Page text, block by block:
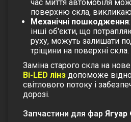
час миття автомобіля
поверхню скла,
Механічні пошкодження
інші об'єкти, що
руху, можуть залишати
тріщини на поверхні скла.
Заміна старого скла на
Bi-LED лінз допоможе
світлового потоку і
дорозі.
Запчастини для фар